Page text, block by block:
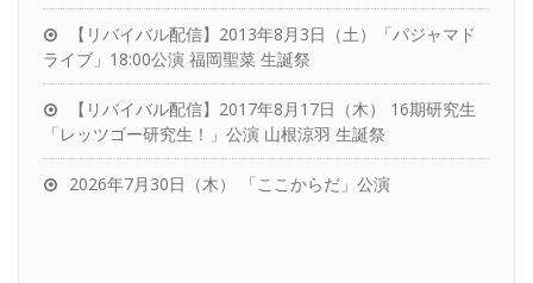
【リバイバル配信】2013年8月3日（土）「パジャマド
ライブ」18:00公演 福岡聖菜 生誕祭
【リバイバル配信】2017年8月17日（木） 16期研究生
「レッツゴー研究生！」公演 山根涼羽 生誕祭
2026年7月30日（木） 「ここからだ」公演